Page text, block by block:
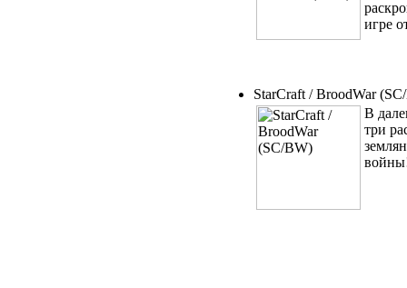
игре
StarCraft / BroodWar
В
три